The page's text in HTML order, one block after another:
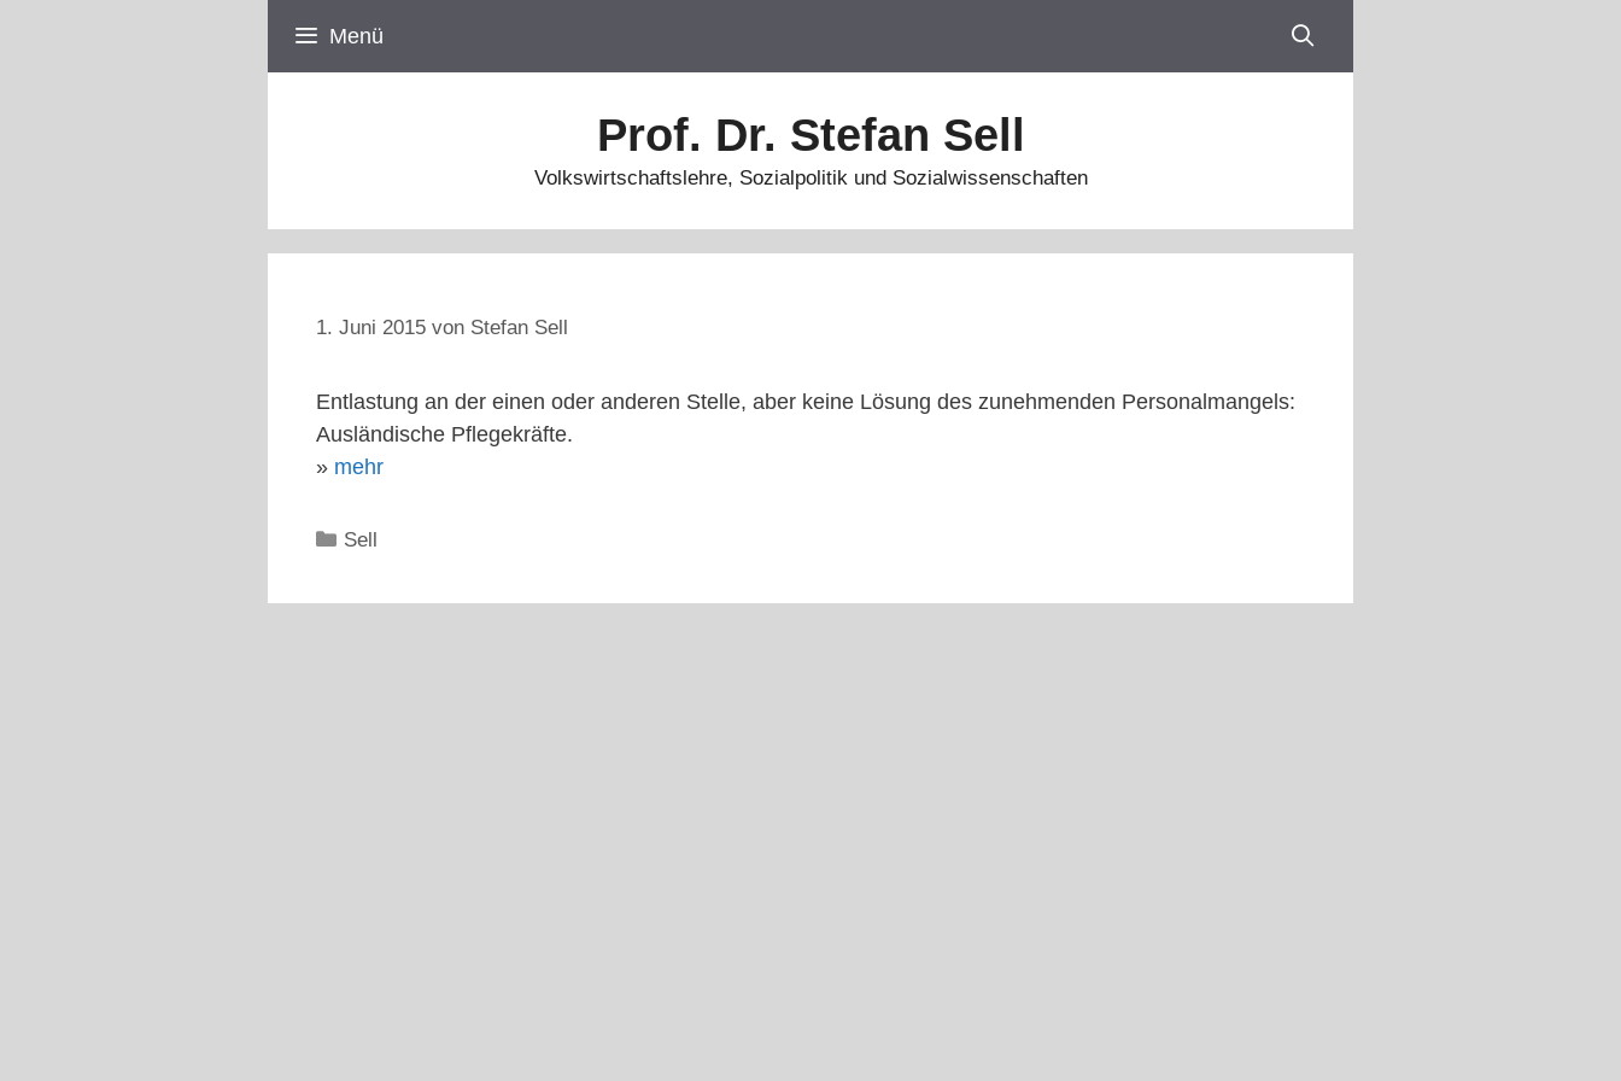
Menü
Prof. Dr. Stefan Sell
Volkswirtschaftslehre, Sozialpolitik und Sozialwissenschaften
1. Juni 2015 von Stefan Sell
Entlastung an der einen oder anderen Stelle, aber keine Lösung des zunehmenden Personalmangels:
Ausländische Pflegekräfte.
» mehr
Kategorien
Sell